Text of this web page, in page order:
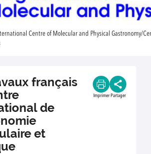
Centre of Molecular and Physical
français
de
et
Imprimer Partager